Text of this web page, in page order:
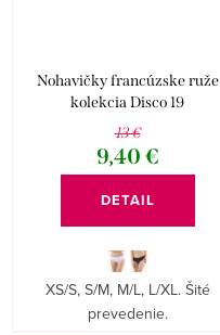
Nohavičky francúzske ruže
kolekcia Disco 19
13 €
9,40 €
DETAIL
XS/S, S/M, M/L, L/XL. Šité
prevedenie.